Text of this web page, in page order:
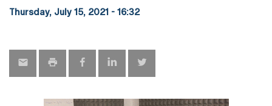
Thursday, July 15, 2021 - 16:32